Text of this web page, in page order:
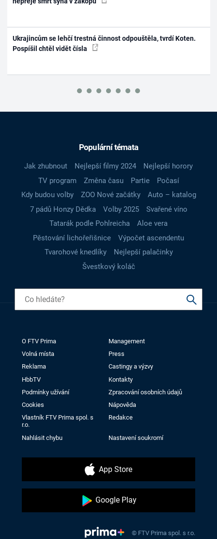
Ukrajincům se lehčí trestná činnost odpouštěla, tvrdí Koten.
Pospíšil chtěl vidět čísla
Populární témata
Jak zhubnout Nejlepší filmy 2024
Nejlepší horory
TV program
Změna času Partie
Počasí
Kdy budou volby
ZOO Nové začátky
Auto – katalog
7 pádů Honzy Dědka
Volby 2025
Svařené víno
Tatarák podle Pohlreicha
Aloe vera
Pěstování lichořeřišnice
Výpočet ascendentu
Tvarohové knedlíky
Nejlepší palačinky
Švestkový koláč
O FTV Prima
Management
Volná místa
Press
Reklama
Castingy a výzvy
HbbTV
Kontakty
Podmínky užívání
Zpracování osobních údajů
Cookies
Nápověda
Vlastník FTV Prima spol. s
r.o.
Redakce
Nahlásit chybu Nastavení soukromí
App Store
Google Play
© FTV Prima spol. s r.o.